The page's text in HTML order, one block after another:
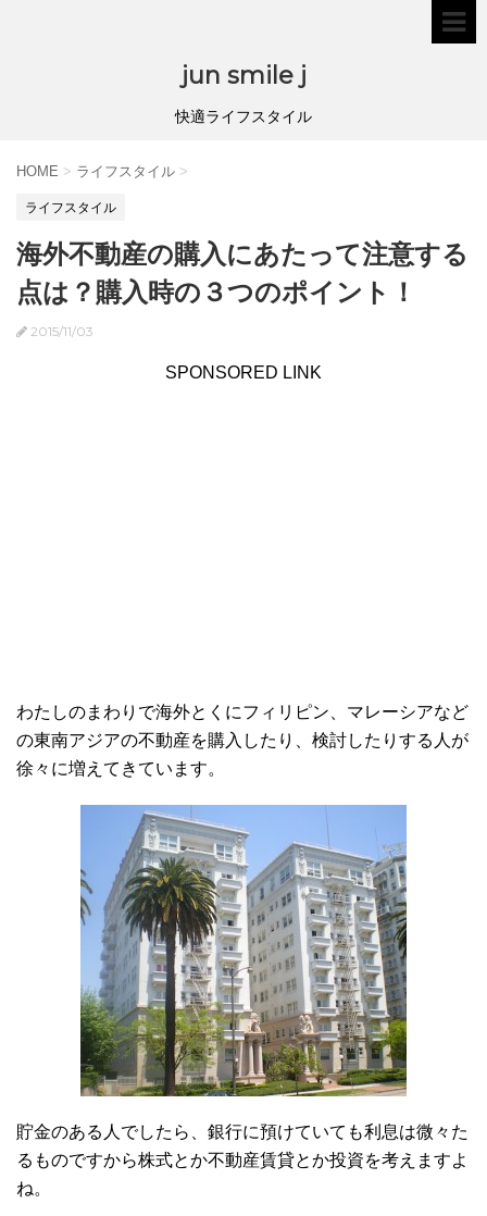
jun smile j
快適ライフスタイル
HOME > ライフスタイル >
ライフスタイル
海外不動産の購入にあたって注意する
点は？購入時の３つのポイント！
2015/11/03
SPONSORED LINK
わたしのまわりで海外とくにフィリピン、マレーシアなど
の東南アジアの不動産を購入したり、検討したりする人が
徐々に増えてきています。
貯金のある人でしたら、銀行に預けていても利息は微々た
るものですから株式とか不動産賃貸とか投資を考えますよ
ね。